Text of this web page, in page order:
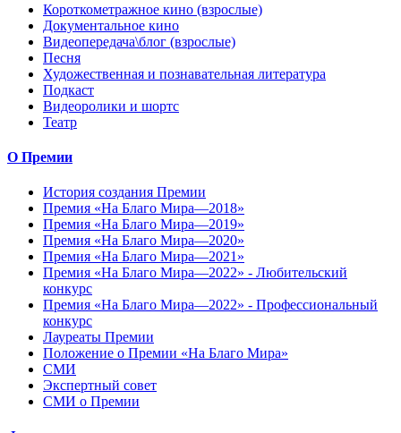
Короткометражное кино (взрослые)
Документальное кино
Видеопередача\блог (взрослые)
Песня
Художественная и познавательная литература
Подкаст
Видеоролики и шортс
Театр
О Премии
История создания Премии
Премия «На Благо Мира—2018»
Премия «На Благо Мира—2019»
Премия «На Благо Мира—2020»
Премия «На Благо Мира—2021»
Премия «На Благо Мира—2022» - Любительский
конкурс
Премия «На Благо Мира—2022» - Профессиональный
конкурс
Лауреаты Премии
Положение о Премии «На Благо Мира»
СМИ
Экспертный совет
СМИ о Премии